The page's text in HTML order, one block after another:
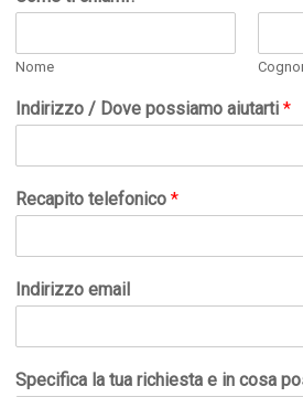
Nome
Indirizzo / Dove possiamo aiutarti*
Recapito telefonico*
Indirizzo email
Specifica la tua richiesta e in cosa